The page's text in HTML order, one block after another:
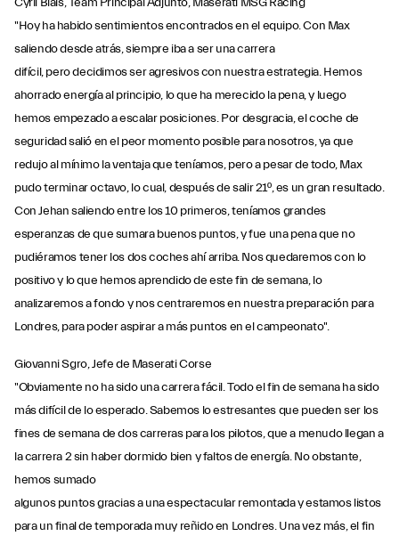
"Hoy ha habido sentimientos encontrados en el equipo. Con Max
saliendo desde atrás, siempre iba a ser una carrera
difícil, pero decidimos ser agresivos con nuestra estrategia. Hemos
ahorrado energía al principio, lo que ha merecido la pena, y luego
hemos empezado a escalar posiciones. Por desgracia, el coche de
seguridad salió en el peor momento posible para nosotros, ya que
redujo al mínimo la ventaja que teníamos, pero a pesar de todo, Max
pudo terminar octavo, lo cual, después de salir 21º, es un gran resultado.
Con Jehan saliendo entre los 10 primeros, teníamos grandes
esperanzas de que sumara buenos puntos, y fue una pena que no
pudiéramos tener los dos coches ahí arriba. Nos quedaremos con lo
positivo y lo que hemos aprendido de este fin de semana, lo
analizaremos a fondo y nos centraremos en nuestra preparación para
Londres, para poder aspirar a más puntos en el campeonato".
Giovanni Sgro, Jefe de Maserati Corse
"Obviamente no ha sido una carrera fácil. Todo el fin de semana ha sido
más difícil de lo esperado. Sabemos lo estresantes que pueden ser los
fines de semana de dos carreras para los pilotos, que a menudo llegan a
la carrera 2 sin haber dormido bien y faltos de energía. No obstante,
hemos sumado
algunos puntos gracias a una espectacular remontada y estamos listos
para un final de temporada muy reñido en Londres. Una vez más, el fin